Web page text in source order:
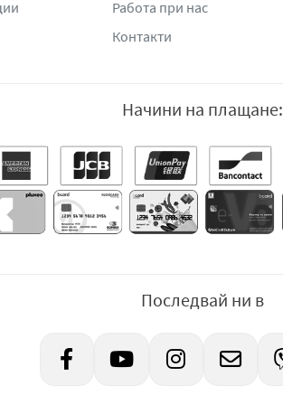
Работа при нас
Контакти
Начини на плащане:
Последвай ни в